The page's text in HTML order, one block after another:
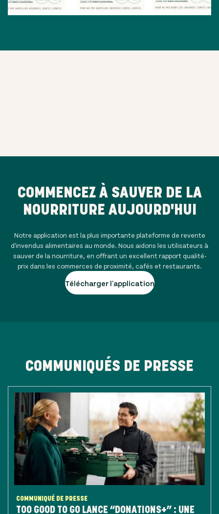
COMMENCEZ À SAUVER DE LA
NOURRITURE AUJOURD'HUI
Notre application est la plus importante plateforme de revente
d'invendus alimentaires au monde. Nous aidons les utilisateurs à
sauver de la nourriture, en offrant un excellent rapport qualité-
prix dans les commerces de proximité, cafés et restaurants.
Télécharger l'application
COMMUNIQUÉS DE PRESSE
COMMUNIQUÉ DE PRESSE
TOO GOOD TO GO LANCE “DONATIONS+” : UNE